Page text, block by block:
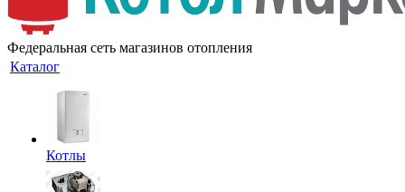
Федеральная сеть магазинов отопления
Каталог
Котлы